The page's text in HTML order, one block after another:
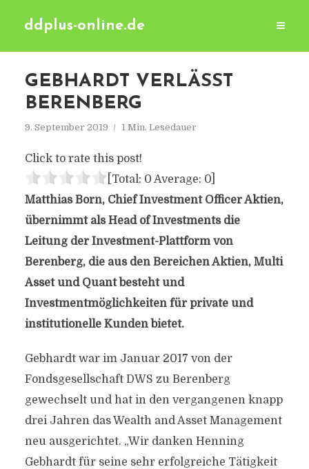
ddplus-online.de
GEBHARDT VERLÄSST
BERENBERG
9. September 2019 1 Min. Lesedauer
Click to rate this post!
[Total: 0 Average: 0]
Matthias Born, Chief Investment Officer Aktien,
übernimmt als Head of Investments die
Leitung der Investment-Plattform von
Berenberg, die aus den Bereichen Aktien, Multi
Asset und Quant besteht und
Investmentmöglichkeiten für private und
institutionelle Kunden bietet.
Gebhardt war im Januar 2017 von der
Fondsgesellschaft DWS zu Berenberg
gewechselt und hat in den vergangenen knapp
drei Jahren das Wealth and Asset Management
neu ausgerichtet. „Wir danken Henning
Gebhardt für seine sehr erfolgreiche Tätigkeit